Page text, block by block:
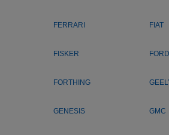
FERRARI FIAT
FISKER FORD
FORTHING
GENESIS GMC